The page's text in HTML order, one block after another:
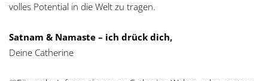
volles Potential in die Welt zu tragen.
Satnam & Namaste – ich drück dich,
Deine Catherine